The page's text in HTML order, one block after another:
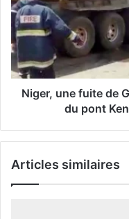
Niger, une fuite de
du pont
Articles similaires